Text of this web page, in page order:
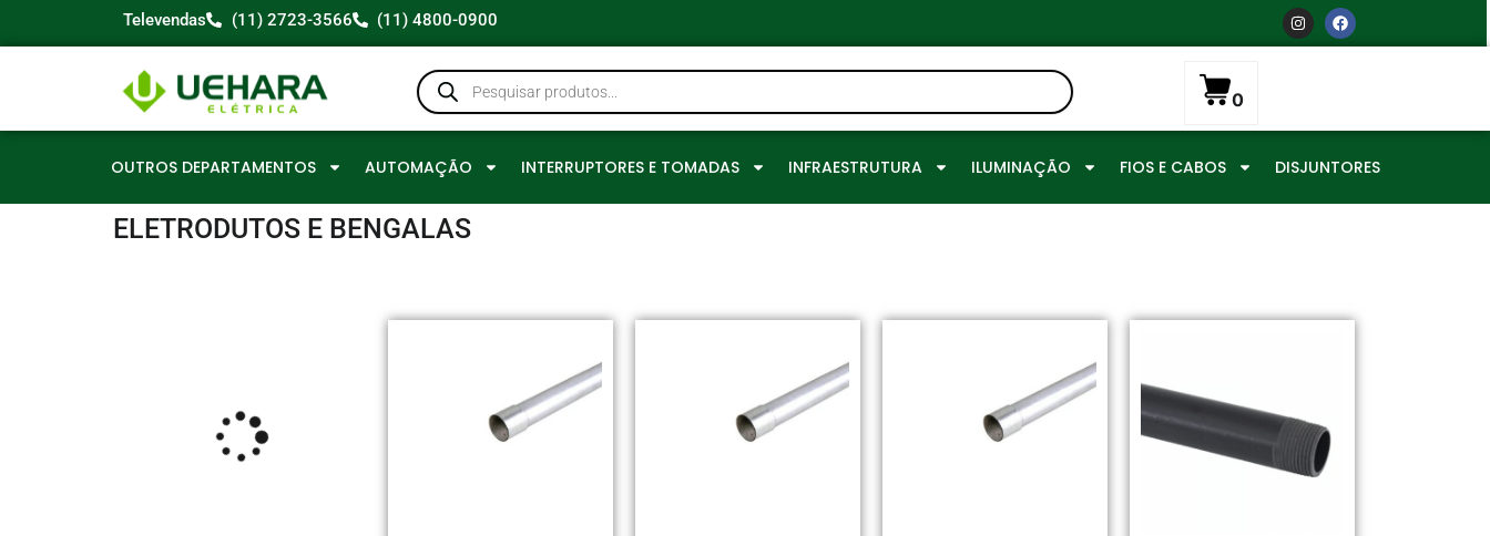
Televendas (11) 2723-3566 (11) 4800-0900
0
OUTROS DEPARTAMENTOS AUTOMAÇÃO INTERRUPTORES E TOMADAS INFRAESTRUTURA ILUMINAÇÃO FIOS E CABOS DISJUNTORES
ELETRODUTOS E BENGALAS